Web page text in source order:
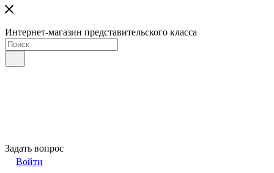
Интернет-магазин представительского класса
Задать вопрос
Войти